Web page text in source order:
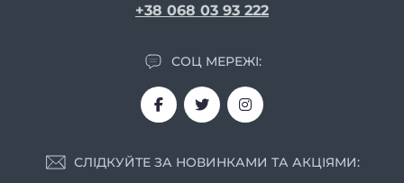
+38 068 03 93 222
СОЦ МЕРЕЖІ:
СЛІДКУЙТЕ ЗА НОВИНКАМИ ТА АКЦІЯМИ: